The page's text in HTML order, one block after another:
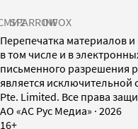
SPARROWINFOX
Перепечатка материалов
в том числе и в
письменного разрешения
является исключительной
Pte. Limited. Все права
AO «АС Рус Медиа» · 2026
16+